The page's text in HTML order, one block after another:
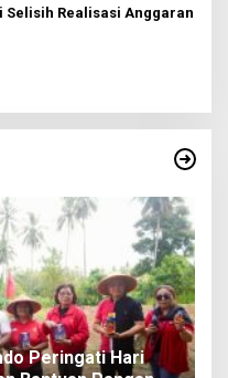
Selisih Realisasi Anggaran
Peringati Hari